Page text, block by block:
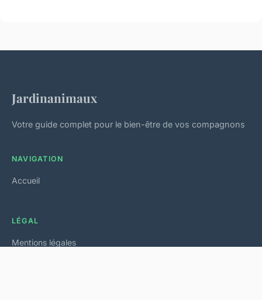
Jardinanimaux
Votre guide complet pour le bien-être de vos compagnons
NAVIGATION
Accueil
LÉGAL
Mentions légales